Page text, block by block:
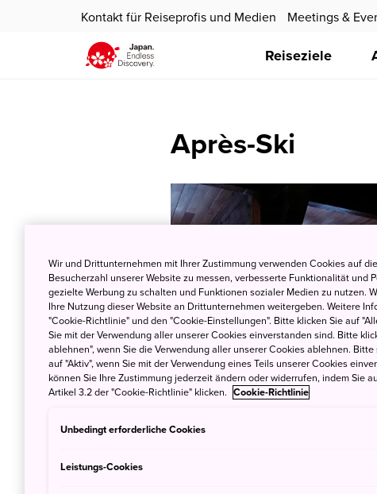
Kontakt für Reiseprofis und Medien Meetings &
Reiseziele
Après-Ski
Wir und Drittunternehmen mit Ihrer Zustimmung verwenden Cookies auf
Besucherzahl unserer Website zu messen, verbesserte Funktionalität und
gezielte Werbung zu schalten und Funktionen sozialer Medien zu nutzen.
Ihre Nutzung dieser Website an Drittunternehmen weitergeben. Weitere
"Cookie-Richtlinie" und den "Cookie-Einstellungen". Bitte klicken Sie auf
Sie mit der Verwendung aller unserer Cookies einverstanden sind. Bitte
ablehnen", wenn Sie die Verwendung aller unserer Cookies ablehnen.
auf "Aktiv", wenn Sie mit der Verwendung eines Teils unserer Cookies
können Sie Ihre Zustimmung jederzeit ändern oder widerrufen, indem Sie
Artikel 3.2 der "Cookie-Richtlinie" klicken. Cookie-Richtlinie
Unbedingt erforderliche Cookies
Leistungs-Cookies